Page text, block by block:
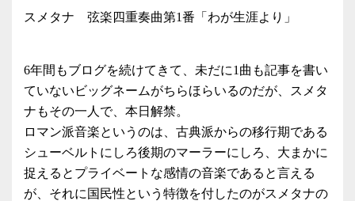
スメタナ 弦楽四重奏曲第1番「わが生涯より」
6年間もブログを続けてきて、未だに1曲も記事を書い
ていないビッグネームがちらほらいるのだが、スメタ
ナもその一人で、本日解禁。
ロマン派音楽というのは、古典派からの移行期である
シューベルトにしろ後期のマーラーにしろ、大まかに
捉えるとプライベートな感情の音楽であると言える
が、それに国民性という特徴を付したのがスメタナの